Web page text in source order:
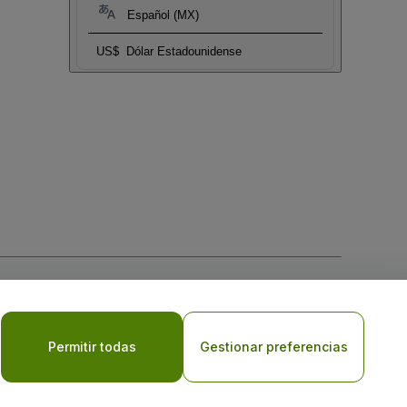
Español (MX)
US$ Dólar Estadounidense
laPolítica de Privacidad para Móviles
Permitir todas Gestionar preferencias